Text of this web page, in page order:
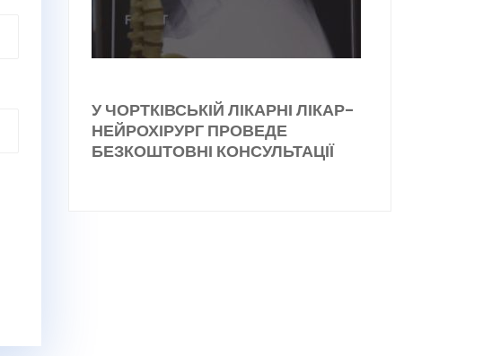
У ЧОРТКІВСЬКІЙ ЛІКАРНІ ЛІКАР-
НЕЙРОХІРУРГ ПРОВЕДЕ
БЕЗКОШТОВНІ КОНСУЛЬТАЦІЇ